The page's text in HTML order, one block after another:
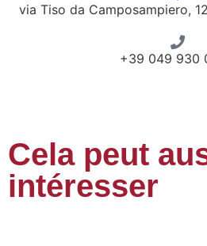
via Tiso da Camposampiero,
+39 049 930
Cela peut
intéresser